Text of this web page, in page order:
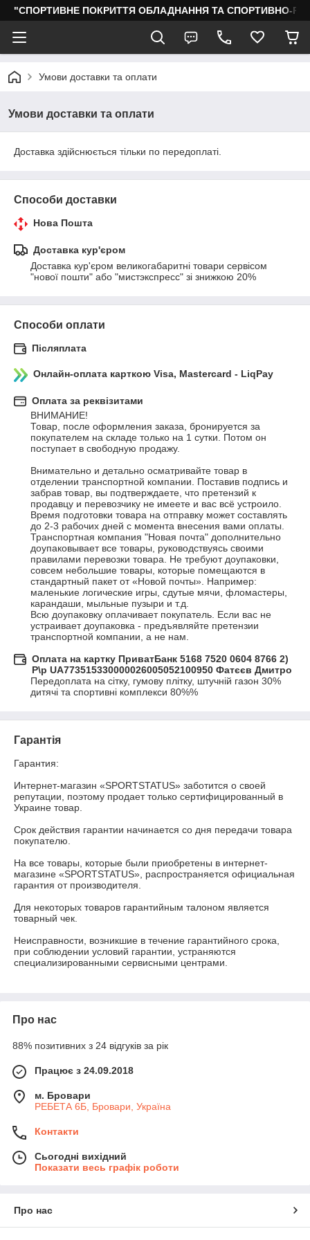
"СПОРТИВНЕ ПОКРИТТЯ ОБЛАДНАННЯ ТА СПОРТИВНО-
Умови доставки та оплати
Умови доставки та оплати
Доставка здійснюється тільки по передоплаті.
Способи доставки
Нова Пошта
Доставка кур'єром
Доставка кур'єром великогабаритні товари сервісом
"нової пошти" або "мистэкспресс" зі знижкою 20%
Способи оплати
Післяплата
Онлайн-оплата карткою Visa, Mastercard - LiqPay
Оплата за реквізитами
ВНИМАНИЕ!
Товар, после оформления заказа, бронируется за
покупателем на складе только на 1 сутки. Потом он
поступает в свободную продажу.
Внимательно и детально осматривайте товар в
отделении транспортной компании. Поставив подпись и
забрав товар, вы подтверждаете, что претензий к
продавцу и перевозчику не имеете и вас всё устроило.
Время подготовки товара на отправку может составлять
до 2-3 рабочих дней с момента внесения вами оплаты.
Транспортная компания "Новая почта" дополнительно
доупаковывает все товары, руководствуясь своими
правилами перевозки товара. Не требуют доупаковки,
совсем небольшие товары, которые помещаются в
стандартный пакет от «Новой почты». Например:
маленькие логические игры, сдутые мячи, фломастеры,
карандаши, мыльные пузыри и т.д.
Всю доупаковку оплачивает покупатель. Если вас не
устраивает доупаковка - предъявляйте претензии
транспортной компании, а не нам.
Оплата на картку ПриватБанк 5168 7520 0604 8766 2)
Р\р UA773515330000026005052100950 Фатєєв Дмитро
Передоплата на сітку, гумову плітку, штучній газон 30%
дитячі та спортивні комплекси 80%%
Гарантія
Гарантия:
Интернет-магазин «SPORTSTATUS» заботится о своей
репутации, поэтому продает только сертифицированный в
Украине товар.
Срок действия гарантии начинается со дня передачи товара
покупателю.
На все товары, которые были приобретены в интернет-
магазине «SPORTSTATUS», распространяется официальная
гарантия от производителя.
Для некоторых товаров гарантийным талоном является
товарный чек.
Неисправности, возникшие в течение гарантийного срока,
при соблюдении условий гарантии, устраняются
специализированными сервисными центрами.
Про нас
88% позитивних з 24 відгуків за рік
Працює з 24.09.2018
м. Бровари
РЕБЕТА 6Б, Бровари, Україна
Контакти
Сьогодні вихідний
Показати весь графік роботи
Про нас